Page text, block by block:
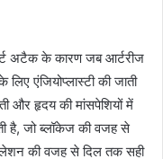
अटैक के कारण जब आर्टरीज
एंजियोप्लास्टी की जाती
और हृदय की मांसपेशियों में
है, जो ब्लॉकेज की वजह से
की वजह से दिल तक सही